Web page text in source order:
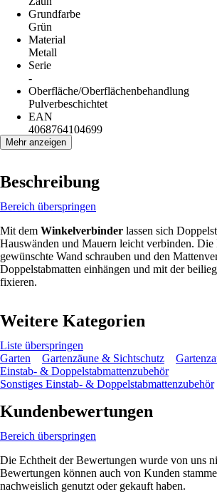
Grundfarbe
Grün
Material
Metall
Serie
-
Oberfläche/Oberflächenbehandlung
Pulverbeschichtet
EAN
4068764104699
Mehr anzeigen
Beschreibung
Bereich überspringen
Mit dem Winkelverbinder lassen sich
Hauswänden und Mauern leicht verbinden. Die
gewünschte Wand schrauben und den
Doppelstabmatten einhängen und mit der
fixieren.
Weitere Kategorien
Liste überspringen
Garten
Gartenzäune & Sichtschutz
Einstab- & Doppelstabmattenzubehör
Sonstiges Einstab- & Doppelstabmattenzubehör
Kundenbewertungen
Bereich überspringen
Die Echtheit der Bewertungen wurde von uns
Bewertungen können auch von Kunden
nachweislich genutzt oder gekauft haben.